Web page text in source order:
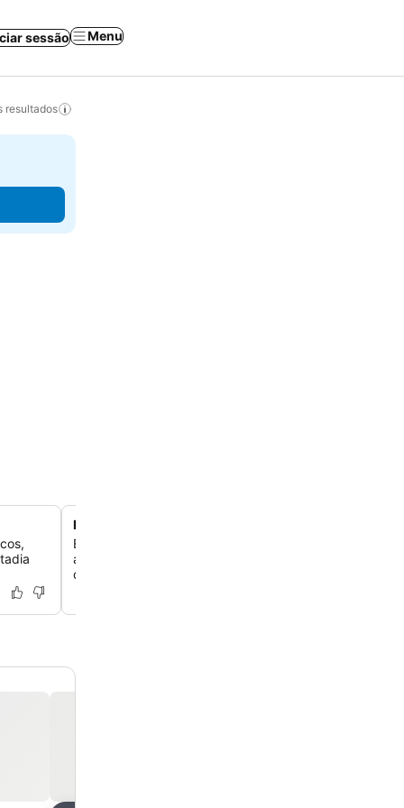
sessão Menu
resultados
Localização central privilegiada
Explore o Porto com facilidade a partir de uma
apenas 2 minutos a pé da Estação de Metrô Aliados e
da Estação de Trem de São Bento.